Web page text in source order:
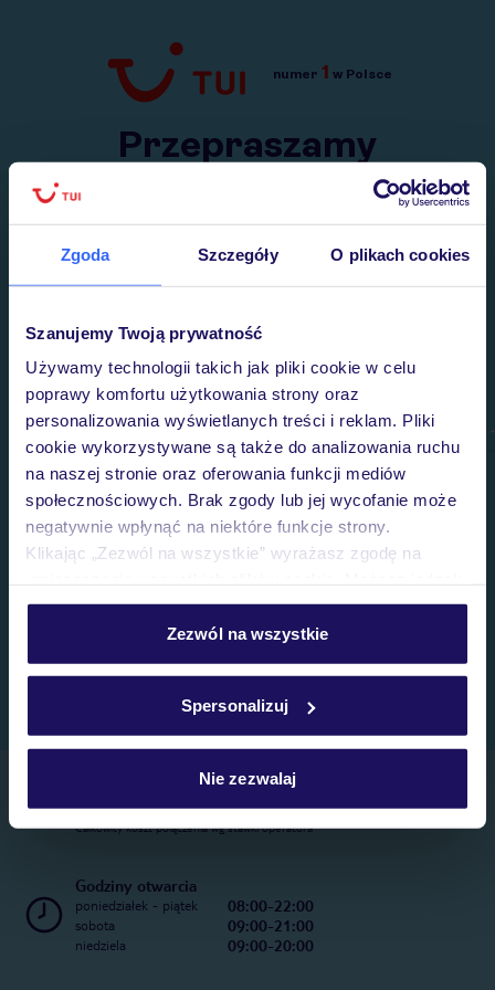
Zgoda Szczegóły O plikach cookies
Szanujemy Twoją prywatność
Używamy technologii takich jak pliki cookie w celu
poprawy komfortu użytkowania strony oraz
personalizowania wyświetlanych treści i reklam. Pliki
cookie wykorzystywane są także do analizowania ruchu
na naszej stronie oraz oferowania funkcji mediów
społecznościowych. Brak zgody lub jej wycofanie może
negatywnie wpłynąć na niektóre funkcje strony.
Klikając „Zezwól na wszystkie” wyrażasz zgodę na
personalizować swój wybór wchodząc w zakładkę
Szczegółowe informacje o plikach cookie znajdziesz
Zezwól na wszystkie
Spersonalizuj
Nie zezwalaj
Przejdź do TUI.pl
numer 1 w Polsce
Przepraszamy
Wysłaliśmy nasz serwis na krótkie wakacje.
Telefoniczne Centrum Rezerwacji
22 270 31 20
Całkowity koszt połączenia wg stawki operatora
Godziny otwarcia
poniedziałek - piątek 08:00-22:00
sobota 09:00-21:00
niedziela 09:00-20:00